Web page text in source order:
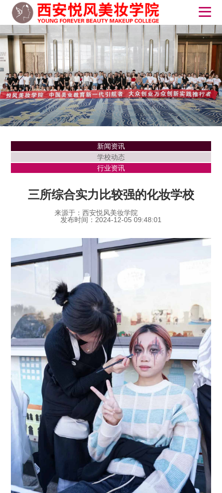
新闻资讯
学校动态
行业资讯
三所综合实力比较强的化妆学校
来源于：西安悦风美妆学院
发布时间：2024-12-05 09:48:01